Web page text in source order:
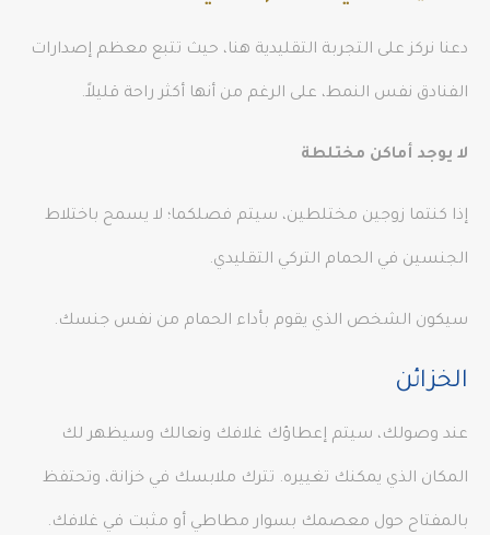
دعنا نركز على التجربة التقليدية هنا، حيث تتبع معظم إصدارات
الفنادق نفس النمط، على الرغم من أنها أكثر راحة قليلاً.
لا يوجد أماكن مختلطة
إذا كنتما زوجين مختلطين، سيتم فصلكما؛ لا يسمح باختلاط
الجنسين في الحمام التركي التقليدي.
سيكون الشخص الذي يقوم بأداء الحمام من نفس جنسك.
الخزائن
عند وصولك، سيتم إعطاؤك غلافك ونعالك وسيظهر لك
المكان الذي يمكنك تغييره. تترك ملابسك في خزانة، وتحتفظ
بالمفتاح حول معصمك بسوار مطاطي أو مثبت في غلافك.